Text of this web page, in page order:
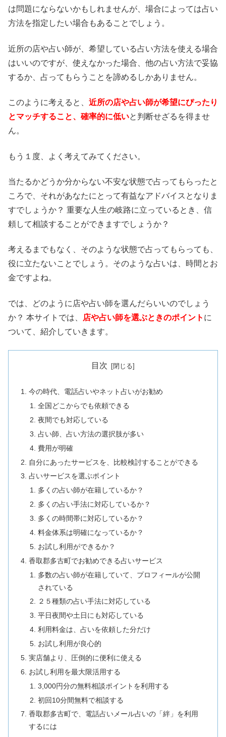
は問題にならないかもしれませんが、場合によっては占い
方法を指定したい場合もあることでしょう。
近所の店や占い師が、希望している占い方法を使える場合
はいいのですが、使えなかった場合、他の占い方法で妥協
するか、占ってもらうことを諦めるしかありません。
このように考えると、 近所の店や占い師が希望にぴったり
とマッチすること、確率的に低いと判断せざるを得ませ
ん。
もう１度、よく考えてみてください。
当たるかどうか分からない不安な状態で占ってもらったと
ころで、それがあなたにとって有益なアドバイスとなりま
すでしょうか？ 重要な人生の岐路に立っているとき、信
頼して相談することができますでしょうか？
考えるまでもなく、そのような状態で占ってもらっても、
役に立たないことでしょう。そのような占いは、時間とお
金ですよね。
では、どのように店や占い師を選んだらいいのでしょう
か？ 本サイトでは、
店や占い師を選ぶときのポイント に
ついて、紹介していきます。
目次
今の時代、電話占いやネット占いがお勧め
全国どこからでも依頼できる
夜間でも対応している
占い師、占い方法の選択肢が多い
費用が明確
自分にあったサービスを、比較検討することができる
占いサービスを選ぶポイント
多くの占い師が在籍しているか？
多くの占い手法に対応しているか？
多くの時間帯に対応しているか？
料金体系は明確になっているか？
お試し利用ができるか？
香取郡多古町でお勧めできる占いサービス
多数の占い師が在籍していて、プロフィールが公開
されている
２５種類の占い手法に対応している
平日夜間や土日にも対応している
利用料金は、占いを依頼した分だけ
お試し利用が良心的
実店舗より、圧倒的に便利に使える
お試し利用を最大限活用する
3,000円分の無料相談ポイントを利用する
初回10分間無料で相談する
香取郡多古町で、電話占いメール占いの「絆」を利用
するには